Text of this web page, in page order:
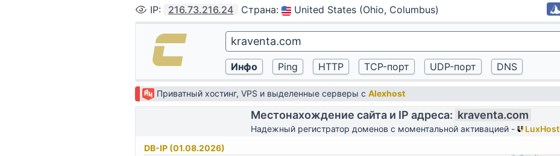
IP: 216.73.216.24 Страна: United States (Ohio, Columbus)
Приватный хостинг, VPS и выделенные серверы с Alexhost
Местонахождение сайта и IP адреса: kraventa.com
Надежный регистратор доменов с моментальной активацией -
LuxHost
DB-IP (01.08.2026)